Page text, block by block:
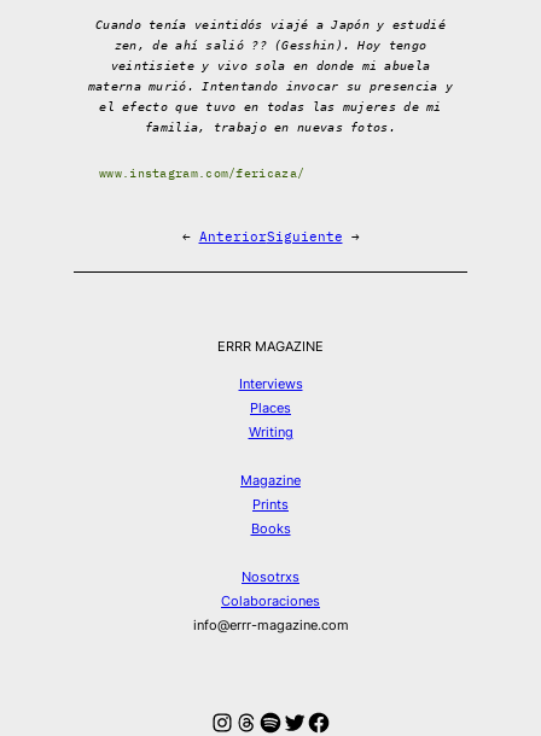
Cuando tenía veintidós viajé a Japón y estudié
zen, de ahí salió ?? (Gesshin). Hoy tengo
veintisiete y vivo sola en donde mi abuela
materna murió. Intentando invocar su presencia y
el efecto que tuvo en todas las mujeres de mi
familia, trabajo en nuevas fotos.
www.instagram.com/fericaza/
← AnteriorSiguiente →
ERRR MAGAZINE
Interviews
Places
Writing
Magazine
Prints
Books
Nosotrxs
Colaboraciones
info@errr-magazine.com
Instagram
Hilos
Spotify
Twitter
Facebook